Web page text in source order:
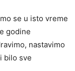
se u isto vreme
godine
nastavimo
bilo sve